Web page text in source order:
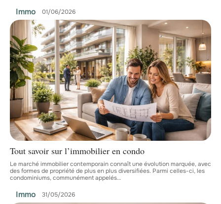
Immo 01/06/2026
Tout savoir sur l’immobilier en condo
Le marché immobilier contemporain connaît une évolution marquée, avec
des formes de propriété de plus en plus diversifiées. Parmi celles-ci, les
condominiums, communément appelés…
Immo 31/05/2026